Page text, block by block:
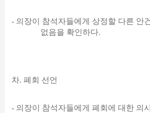
- 의장이 참석자들에게 상정할 다른 안
없음을 확인하다.
차. 폐회 선언
- 의장이 참석자들에게 폐회에 대한 의